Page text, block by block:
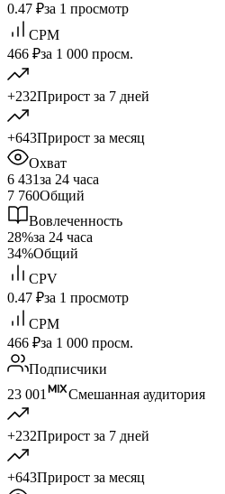
0.47 ₽за 1 просмотр
CPM
466 ₽за 1 000 просм.
+232Прирост за 7 дней
+643Прирост за месяц
Охват
6 431за 24 часа
7 760Общий
Вовлеченность
28%за 24 часа
34%Общий
CPV
0.47 ₽за 1 просмотр
CPM
466 ₽за 1 000 просм.
Подписчики
23 001
Смешанная аудитория
+232Прирост за 7 дней
+643Прирост за месяц